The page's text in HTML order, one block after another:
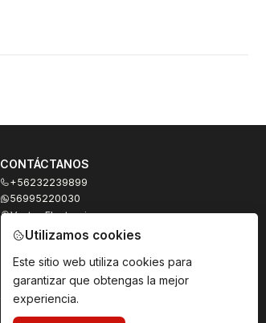
CONTÁCTANOS
+56232239899
56995220030
Ventas Electronicas
Moneda 973, local 327
Santiago - Santiago Centro
Utilizamos cookies
Este sitio web utiliza cookies para
garantizar que obtengas la mejor
experiencia.